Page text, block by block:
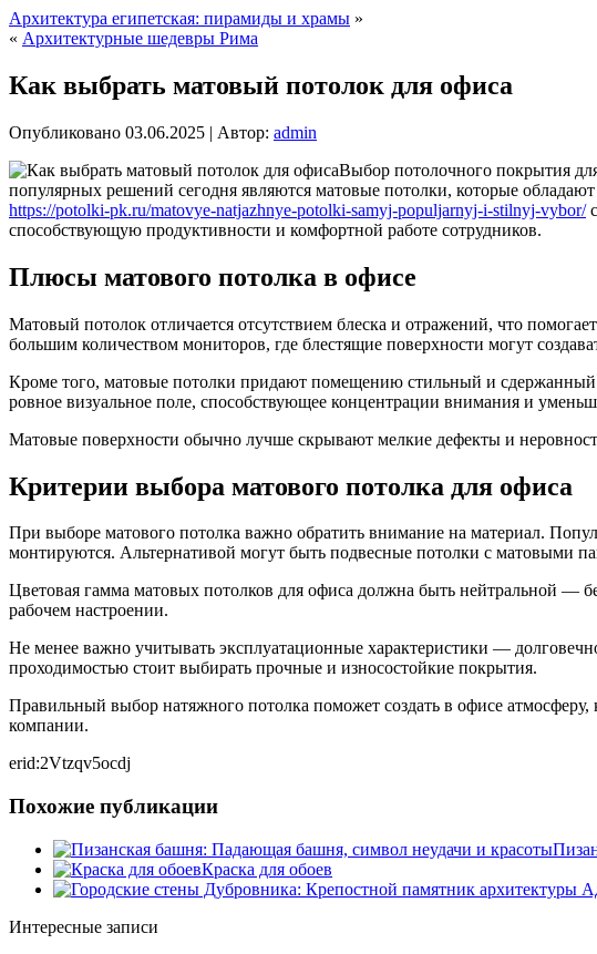
Архитектура египетская: пирамиды и храмы »
« Архитектурные шедевры Рима
Как выбрать матовый потолок для офиса
Опубликовано 03.06.2025 | Автор: admin
Выбор потолочного покрытия
популярных решений сегодня являются матовые потолки, которые
https://potolki-pk.ru/matovye-natjazhnye-potolki-samyj-populjarnyj-i-stilnyj-vybor/
способствующую продуктивности и комфортной работе сотрудников.
Плюсы матового потолка в офисе
Матовый потолок отличается отсутствием блеска и отражений, что
большим количеством мониторов, где блестящие поверхности могут
Кроме того, матовые потолки придают помещению стильный и
ровное визуальное поле, способствующее концентрации внимания и
Матовые поверхности обычно лучше скрывают мелкие дефекты и
Критерии выбора матового потолка для офиса
При выборе матового потолка важно обратить внимание на материал.
монтируются. Альтернативой могут быть подвесные потолки с матовыми
Цветовая гамма матовых потолков для офиса должна быть нейтральной —
рабочем настроении.
Не менее важно учитывать эксплуатационные характеристики —
проходимостью стоит выбирать прочные и износостойкие покрытия.
Правильный выбор натяжного потолка поможет создать в офисе атмосферу,
компании.
erid:2Vtzqv5ocdj
Похожие публикации
Краска для обоев
Интересные записи